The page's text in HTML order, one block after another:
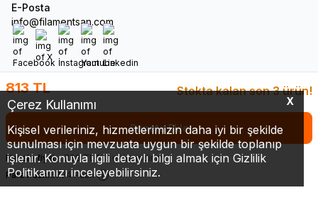
X
Çerez Kullanımı
Kişisel verileriniz, hizmetlerimizin daha iyi bir şekilde
sunulması için mevzuata uygun bir şekilde toplanıp
işlenir. Konuyla ilgili detaylı bilgi almak için Gizlilik
Politikamızı inceleyebilirsiniz.
813TL Stokta kalan son 3 ürün!
Sepete Ekle
Havale fiyatı :788 TL % 3 extra indirim
Para Puan:6774 Puan
E-Posta
info@filamentsan.com
Facebook
X İnstagram
Youtube